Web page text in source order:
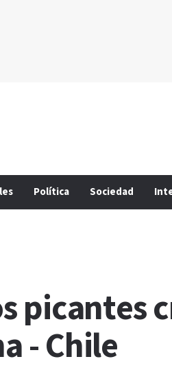
Política Sociedad
picantes
- Chile